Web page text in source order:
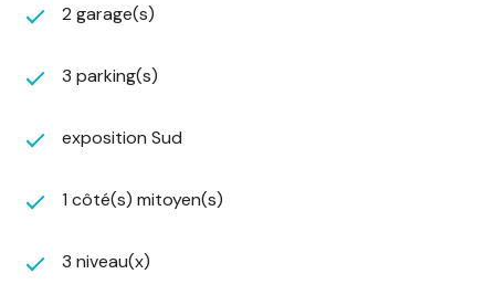
charge de l'acheteur : 7.5 % TTC du prix du bien
Prix hors honoraires : 115000 €
Consultez nos tarifs
d'autres fonds, effets ou valeurs que ceux
honoraires.
2 garage(s)
3 parking(s)
exposition Sud
1 côté(s) mitoyen(s)
3 niveau(x)